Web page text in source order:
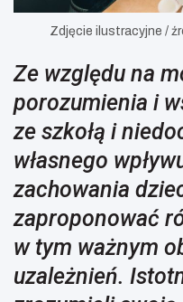
Zdjęcie ilustracyjne /
Ze względu na
porozumienia i
ze szkołą i
własnego
zachowania
zaproponować
w tym ważnym
uzależnień.